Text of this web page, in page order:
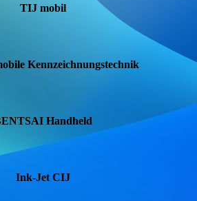
TIJ mobil
Kennzeichnungs­technik
Handheld
Ink-Jet CIJ